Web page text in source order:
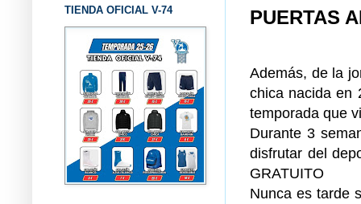
PUERTAS
Además, de la
chica nacida en
temporada que
Durante 3
disfrutar del
GRATUITO
Nunca es tarde
TIENDA OFICIAL V-74